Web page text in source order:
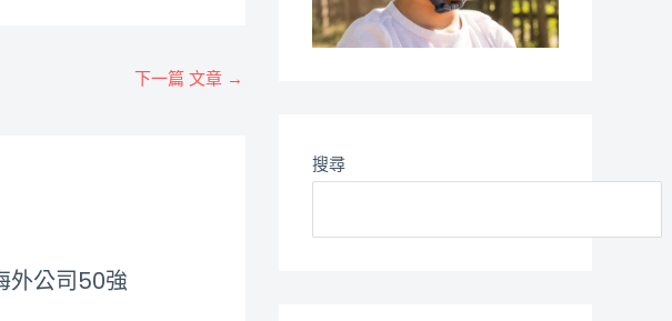
下一篇 文章 →
外公司50強
搜尋